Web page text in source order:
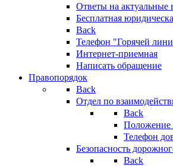
Ответы на актуальные
Бесплатная
Back
Телефон "Горячей
Интернет-приемная
Написать обращение
Правопорядок
Back
Отдел по
Back
Положение
Телефон
Безопасность
Back